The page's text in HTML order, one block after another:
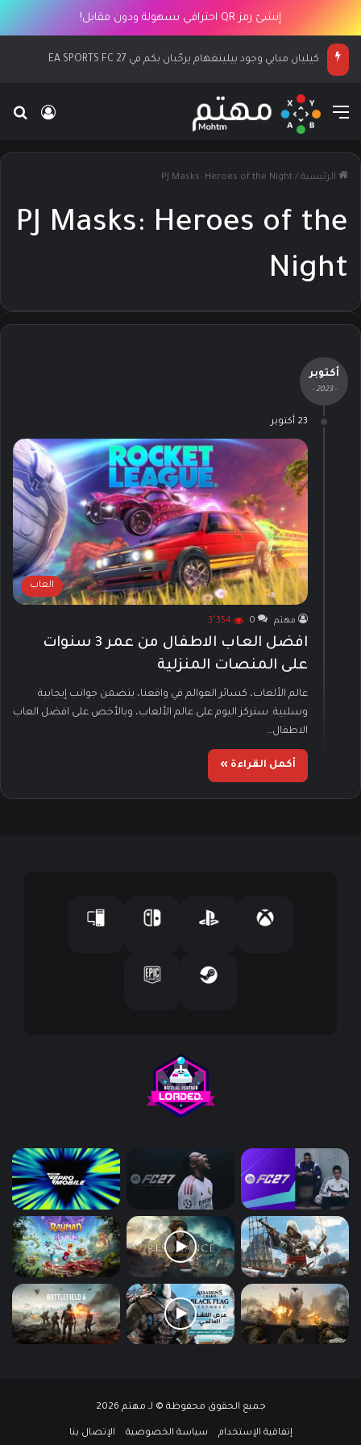
إنشئ رمز QR احترافي بسهولة ودون مقابل!
كيليان مبابي وجود بيلينغهام يرحّبان بكم في EA SPORTS FC 27
القائمة
الرئيسية /
PJ Masks: Heroes of the Night
PJ Masks: Heroes of the
Night
أكتوبر
- 2023 -
23 أكتوبر
العاب
مهتم 0 3٬354
افضل العاب الاطفال من عمر 3 سنوات
على المنصات المنزلية
عالم الألعاب، كسائر العوالم في واقعنا، يتضمن جوانب إيجابية
وسلبية. سنركز اليوم على عالم الألعاب، وبالأخص على افضل العاب
الاطفال…
أكمل القراءة »
جميع الحقوق محفوظة © لـ مهتم 2026
إتفاقية الإستخدام سياسة الخصوصية الإتصال بنا